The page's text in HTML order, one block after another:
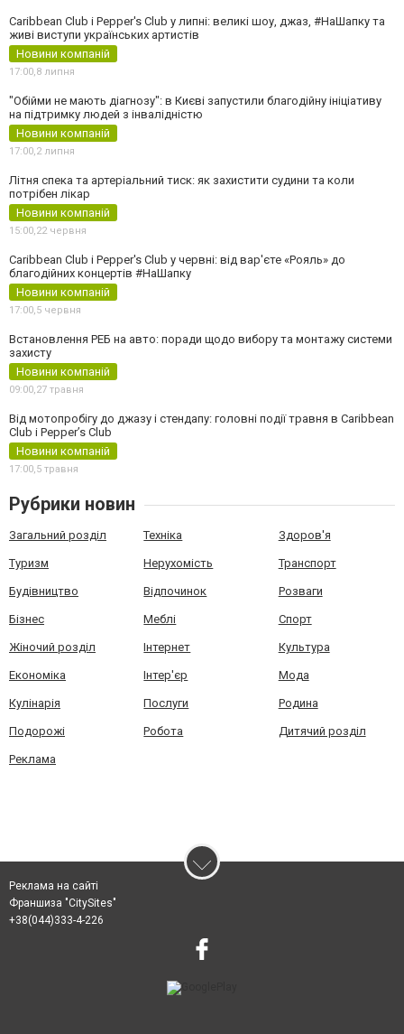
Caribbean Club і Pepper's Club у липні: великі шоу, джаз, #НаШапку та
живі виступи українських артистів
Новини компаній
17:00,8 липня
"Обійми не мають діагнозу": в Києві запустили благодійну ініціативу
на підтримку людей з інвалідністю
Новини компаній
17:00,2 липня
Літня спека та артеріальний тиск: як захистити судини та коли
потрібен лікар
Новини компаній
15:00,22 червня
Caribbean Club і Pepper's Club у червні: від вар'єте «Рояль» до
благодійних концертів #НаШапку
Новини компаній
17:00,5 червня
Встановлення РЕБ на авто: поради щодо вибору та монтажу системи
захисту
Новини компаній
09:00,27 травня
Від мотопробігу до джазу і стендапу: головні події травня в Caribbean
Club і Pepper’s Club
Новини компаній
17:00,5 травня
Рубрики новин
Загальний розділ Техніка Здоров'я
Туризм Нерухомість Транспорт
Будівництво Відпочинок Розваги
Бізнес Меблі Спорт
Жіночий розділ Інтернет Культура
Економіка Інтер'єр Мода
Кулінарія Послуги Родина
Подорожі Робота Дитячий розділ
Реклама
Реклама на сайті
Франшиза "CitySites"
+38(044)333-4-226